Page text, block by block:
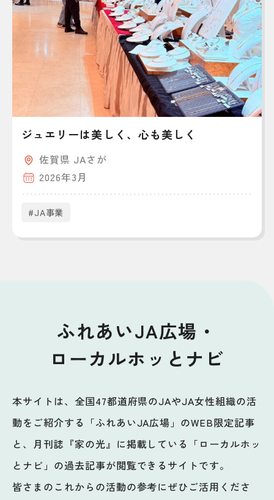
ジュエリーは美しく、心も美しく
佐賀県 JAさが
2026年3月
#JA事業
ふれあいJA広場・
ローカルホッとナビ
本サイトは、全国47都道府県のJAやJA女性組織の活
動をご紹介する「ふれあいJA広場」のWEB限定記事
と、月刊誌『家の光』に掲載している「ローカルホッ
とナビ」の過去記事が閲覧できるサイトです。
皆さまのこれからの活動の参考にぜひご活用くださ